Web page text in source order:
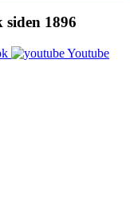
siden 1896
Youtube